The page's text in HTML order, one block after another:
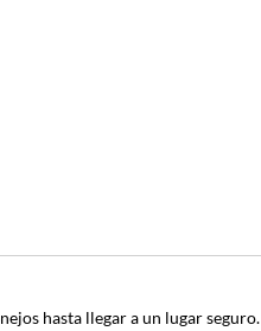
hasta llegar a un lugar seguro.